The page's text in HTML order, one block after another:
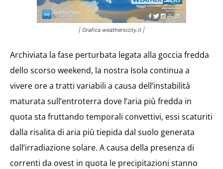
| Grafica weathersicily.it |
Archiviata la fase perturbata legata alla goccia fredda
dello scorso weekend, la nostra Isola continua a
vivere ore a tratti variabili a causa dell’instabilità
maturata sull’entroterra dove l’aria più fredda in
quota sta fruttando temporali convettivi, essi scaturiti
dalla risalita di aria più tiepida dal suolo generata
dall’irradiazione solare. A causa della presenza di
correnti da ovest in quota le precipitazioni stanno